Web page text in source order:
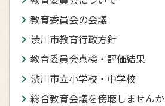
教育委員会の会議
渋川市教育行政方針
教育委員会点検・評価結果
渋川市立小学校・中学校
総合教育会議を傍聴しませんか